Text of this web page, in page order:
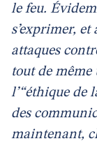
le feu.
s’exprimer,
attaques
tout de même
l’“éthique
des
maintenant,